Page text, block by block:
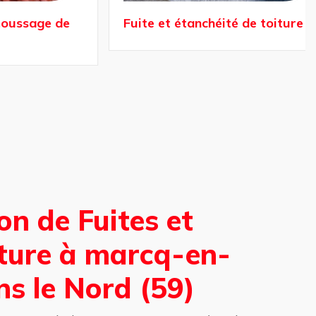
de
Fuite et étanchéité de toiture
de Fuites et
à marcq-en-
le Nord (59)